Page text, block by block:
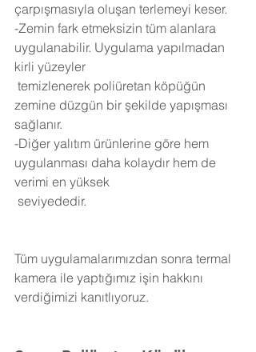
çarpışmasıyla oluşan terlemeyi keser.
-Zemin fark etmeksizin tüm alanlara
uygulanabilir. Uygulama yapılmadan
kirli yüzeyler
zemine düzgün bir şekilde yapışması
sağlanır.
-Diğer yalıtım ürünlerine göre hem
uygulanması daha kolaydır hem de
verimi en yüksek
seviyededir.
Tüm uygulamalarımızdan sonra termal
kamera ile yaptığımız işin hakkını
verdiğimizi kanıtlıyoruz.